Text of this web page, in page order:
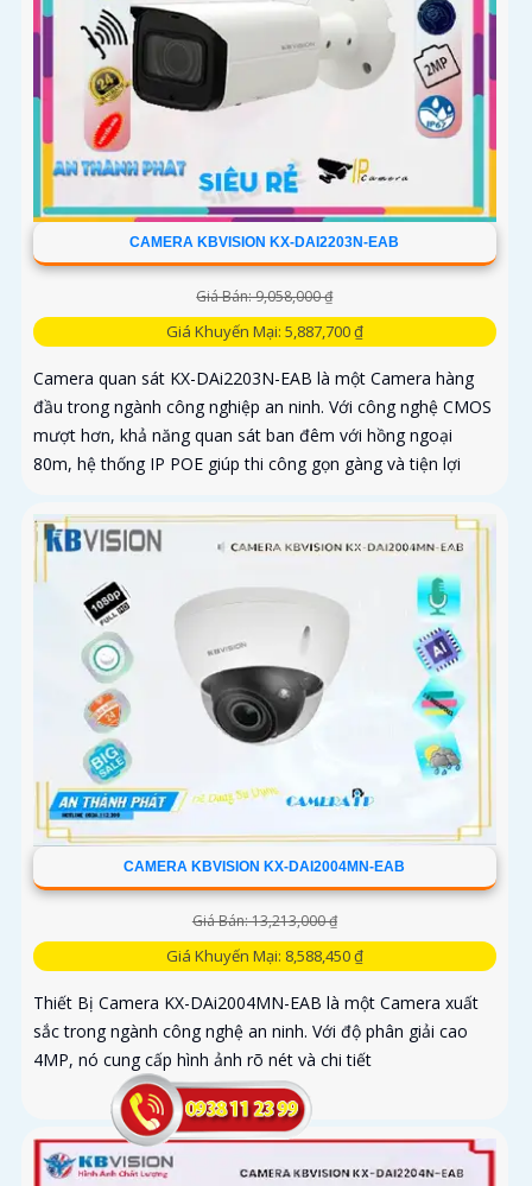
CAMERA KBVISION KX-DAI2203N-EAB
Giá Bán: 9,058,000 ₫
Giá Khuyến Mại: 5,887,700 ₫
Camera quan sát KX-DAi2203N-EAB là một Camera hàng
đầu trong ngành công nghiệp an ninh. Với công nghệ CMOS
mượt hơn, khả năng quan sát ban đêm với hồng ngoại
80m, hệ thống IP POE giúp thi công gọn gàng và tiện lợi
CAMERA KBVISION KX-DAI2004MN-EAB
Giá Bán: 13,213,000 ₫
Giá Khuyến Mại: 8,588,450 ₫
Thiết Bị Camera KX-DAi2004MN-EAB là một Camera xuất
sắc trong ngành công nghệ an ninh. Với độ phân giải cao
4MP, nó cung cấp hình ảnh rõ nét và chi tiết